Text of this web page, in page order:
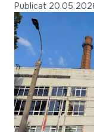
Publicat